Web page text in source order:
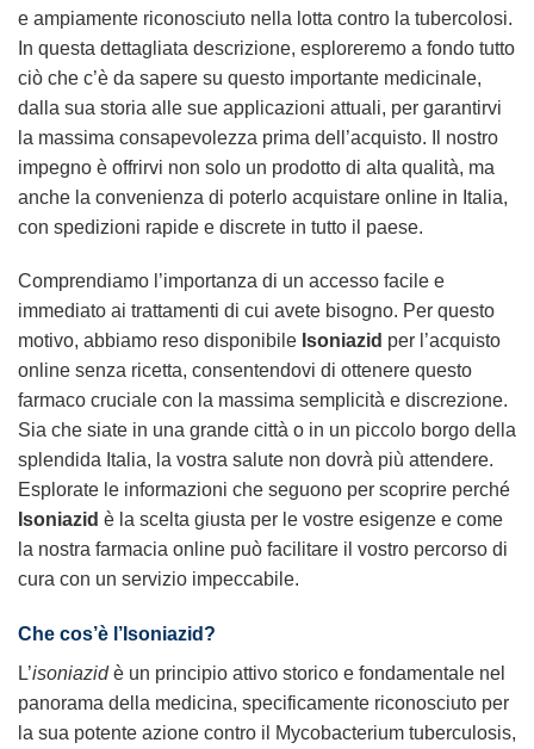
e ampiamente riconosciuto nella lotta contro la tubercolosi.
In questa dettagliata descrizione, esploreremo a fondo tutto
ciò che c’è da sapere su questo importante medicinale,
dalla sua storia alle sue applicazioni attuali, per garantirvi
la massima consapevolezza prima dell’acquisto. Il nostro
impegno è offrirvi non solo un prodotto di alta qualità, ma
anche la convenienza di poterlo acquistare online in Italia,
con spedizioni rapide e discrete in tutto il paese.
Comprendiamo l’importanza di un accesso facile e
immediato ai trattamenti di cui avete bisogno. Per questo
motivo, abbiamo reso disponibile Isoniazid per l’acquisto
online senza ricetta, consentendovi di ottenere questo
farmaco cruciale con la massima semplicità e discrezione.
Sia che siate in una grande città o in un piccolo borgo della
splendida Italia, la vostra salute non dovrà più attendere.
Esplorate le informazioni che seguono per scoprire perché
Isoniazid è la scelta giusta per le vostre esigenze e come
la nostra farmacia online può facilitare il vostro percorso di
cura con un servizio impeccabile.
Che cos’è l’ Isoniazid?
L’isoniazidè un principio attivo storico e fondamentale nel
panorama della medicina, specificamente riconosciuto per
la sua potente azione contro il Mycobacterium tuberculosis,